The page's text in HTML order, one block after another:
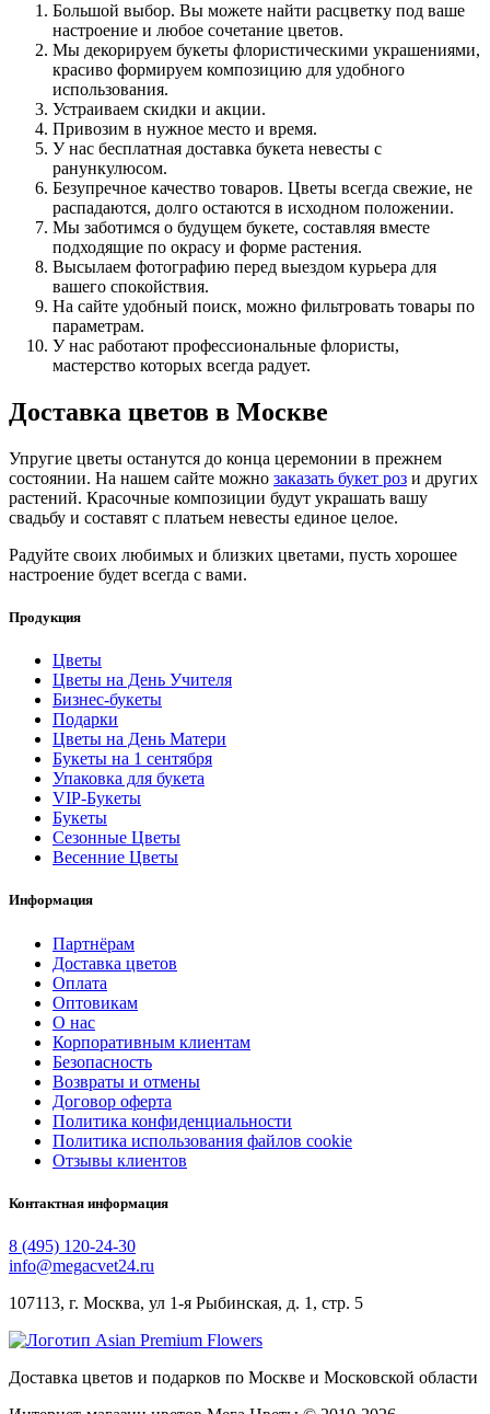
Большой выбор. Вы можете найти расцветку под ваше
настроение и любое сочетание цветов.
Мы декорируем букеты флористическими украшениями,
красиво формируем композицию для удобного
использования.
Устраиваем скидки и акции.
Привозим в нужное место и время.
У нас бесплатная доставка букета невесты с
ранункулюсом.
Безупречное качество товаров. Цветы всегда свежие, не
распадаются, долго остаются в исходном положении.
Мы заботимся о будущем букете, составляя вместе
подходящие по окрасу и форме растения.
Высылаем фотографию перед выездом курьера для
вашего спокойствия.
На сайте удобный поиск, можно фильтровать товары по
параметрам.
У нас работают профессиональные флористы,
мастерство которых всегда радует.
Доставка цветов в Москве
Упругие цветы останутся до конца церемонии в прежнем
состоянии. На нашем сайте можно заказать букет роз и других
растений. Красочные композиции будут украшать вашу
свадьбу и составят с платьем невесты единое целое.
Радуйте своих любимых и близких цветами, пусть хорошее
настроение будет всегда с вами.
Продукция
Цветы
Цветы на День Учителя
Бизнес-букеты
Подарки
Цветы на День Матери
Букеты на 1 сентября
Упаковка для букета
VIP-Букеты
Букеты
Сезонные Цветы
Весенние Цветы
Информация
Партнёрам
Доставка цветов
Оплата
Оптовикам
О нас
Корпоративным клиентам
Безопасность
Возвраты и отмены
Договор оферта
Политика конфиденциальности
Политика использования файлов cookie
Отзывы клиентов
Контактная информация
8 (495) 120-24-30
info@megacvet24.ru
107113, г. Москва, ул 1-я Рыбинская, д. 1, стр. 5
Доставка цветов и подарков по Москве и Московской области